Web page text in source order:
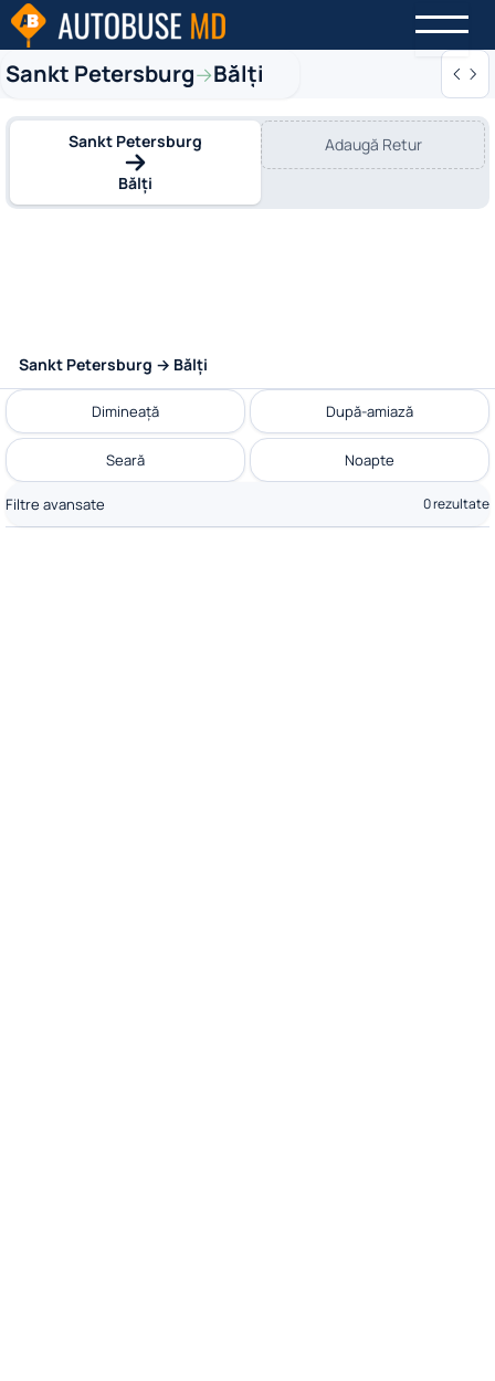
Sankt Petersburg→Bălți
Sankt Petersburg
Bălți
Adaugă Retur
Sankt Petersburg → Bălți
Dimineață După-amiază
Seară Noapte
Filtre avansate 0 rezultate